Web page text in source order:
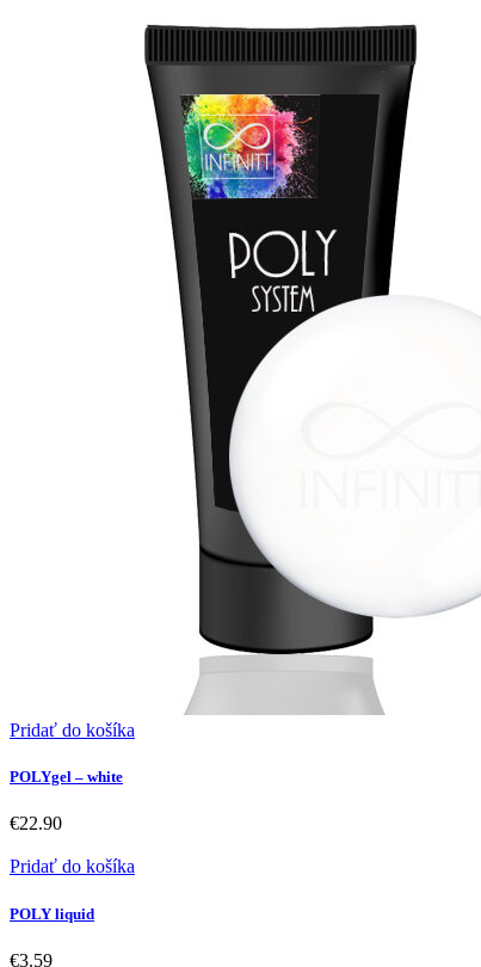
Pridať do košíka
POLYgel – white
€22.90
Pridať do košíka
POLY liquid
€3.59